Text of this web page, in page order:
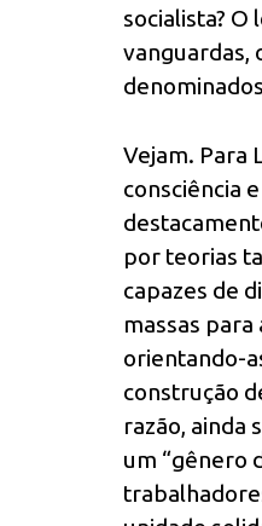
socialista?
vanguardas,
Vejam. Para
consciência
por teorias
capazes de
massas
orientando-
construção
razão, ainda
um “gênero